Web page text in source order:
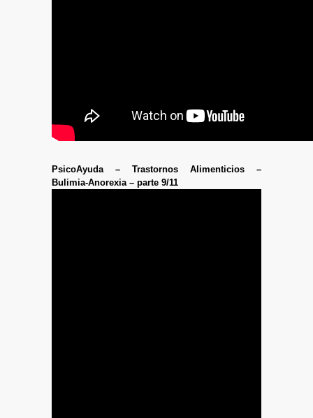
PsicoAyuda – Trastornos Alimenticios –
Bulimia-Anorexia – parte 9/11